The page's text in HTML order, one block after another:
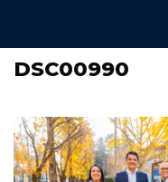
DSC00990